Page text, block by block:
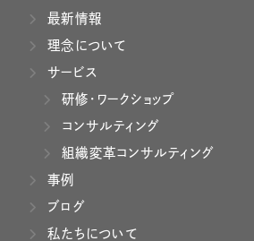
最新情報
理念について
サービス
研修・ワークショップ
コンサルティング
組織変革コンサルティング
事例
ブログ
私たちについて